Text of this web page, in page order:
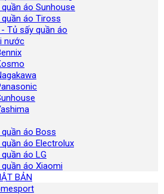
áo Sunhouse
áo Tiross
Tủ sấy quần áo
nước
áo Boss
áo Electrolux
áo LG
áo Xiaomi
BẢN